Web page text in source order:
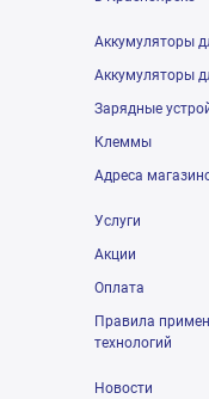
Аккумуляторы
Аккумуляторы
Зарядные
Клеммы
Адреса
Услуги
Акции
Оплата
Правила
технологий
Новости